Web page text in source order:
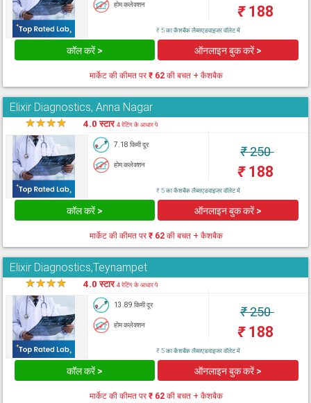
होम कलेक्शन ₹188
₹ 5 का कैशबैक लैब्सएडवाइजर वॉलेट में
कॉल करें > ऑनलाइन बुक करें >
मार्केट की कीमत पर₹ 62 की बचत + कैशबैक
Elixir Diagnostics, Anna Nagar
★★★★ 4.0 स्टार4 रेटिंग के आधार पे
7.18 किमी दूर
होम कलेक्शन
₹250
₹188
₹ 5 का कैशबैक लैब्सएडवाइजर वॉलेट में
कॉल करें > ऑनलाइन बुक करें >
मार्केट की कीमत पर₹ 62 की बचत + कैशबैक
Elixir Diagnostics,Teynampet
★★★★ 4.0 स्टार4 रेटिंग के आधार पे
13.89 किमी दूर
होम कलेक्शन
₹250
₹188
₹ 5 का कैशबैक लैब्सएडवाइजर वॉलेट में
कॉल करें > ऑनलाइन बुक करें >
मार्केट की कीमत पर₹ 62 की बचत + कैशबैक